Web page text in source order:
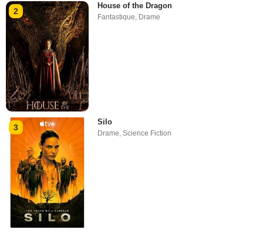
2
House of the Dragon
Fantastique, Drame
3
Silo
Drame,Science Fiction